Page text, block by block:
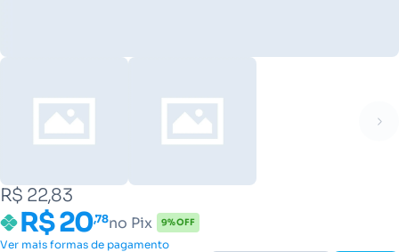
R$ 22,83
R$ 20,78no Pix 9% OFF
Ver mais formas de pagamento